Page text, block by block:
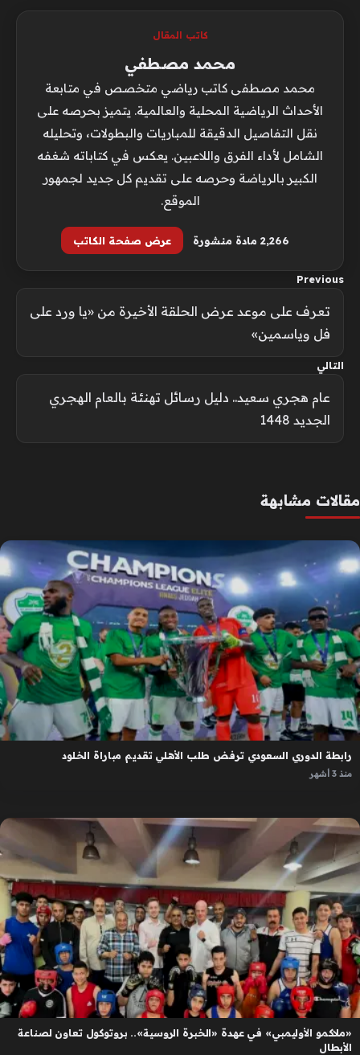
كاتب المقال
محمد مصطفي
محمد مصطفى كاتب رياضي متخصص في متابعة
الأحداث الرياضية المحلية والعالمية. يتميز بحرصه على
نقل التفاصيل الدقيقة للمباريات والبطولات، وتحليله
الشامل لأداء الفرق واللاعبين. يعكس في كتاباته شغفه
الكبير بالرياضة وحرصه على تقديم كل جديد لجمهور
الموقع.
2٬266 مادة منشورة عرض صفحة الكاتب
Previous
تعرف على موعد عرض الحلقة الأخيرة من «يا ورد على
فل وياسمين»
التالي
عام هجري سعيد.. دليل رسائل تهنئة بالعام الهجري
الجديد 1448
مقالات مشابهة
رابطة الدوري السعودي ترفض طلب الأهلي تقديم مباراة الخلود
منذ 3 أشهر
«ملاكمو الأوليمبي» في عهدة «الخبرة الروسية».. بروتوكول تعاون لصناعة
الأبطال